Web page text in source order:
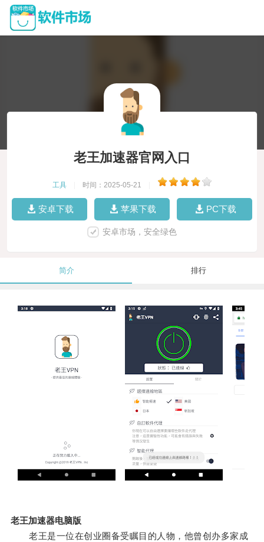
老王加速器官网入口
工具 时间：2025-05-21
安卓下载 苹果下载 PC下载
安卓市场，安全绿色
简介 排行
老王加速器电脑版
老王是一位在创业圈备受瞩目的人物，他曾创办多家成